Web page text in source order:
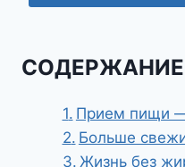
СОДЕРЖАНИЕ
Прием пищи —
Больше
Жизнь без